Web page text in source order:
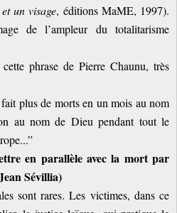
un visage, éditions MaME, 1997).
de l’ampleur du totalitarisme
phrase de Pierre Chaunu, très
plus de morts en un mois au nom
au nom de Dieu pendant tout le
en parallèle avec la mort par
Sévillia)
sont rares. Les victimes, dans ce